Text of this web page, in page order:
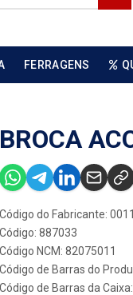
FERRAGENS
BROCA
Código do Fabricante:
Código: 887033
Código NCM: 82075011
Código de Barras do
Código de Barras da